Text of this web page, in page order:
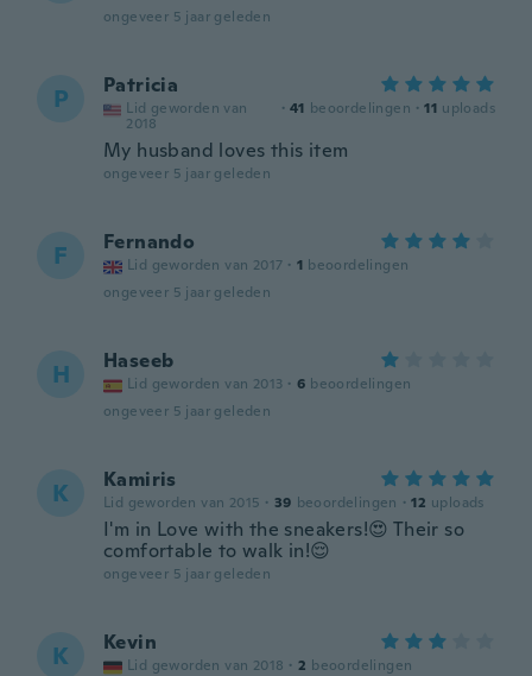
ongeveer 5 jaar geleden
P Patricia
Lid geworden van
2018
· 41 beoordelingen · 11 uploads
My husband loves this item
ongeveer 5 jaar geleden
F Fernando
Lid geworden van 2017 · 1 beoordelingen
ongeveer 5 jaar geleden
H Haseeb
Lid geworden van 2013 · 6 beoordelingen
ongeveer 5 jaar geleden
K Kamiris
Lid geworden van 2015 · 39 beoordelingen · 12 uploads
I'm in Love with the sneakers!😍 Their so
comfortable to walk in!😌
ongeveer 5 jaar geleden
K Kevin
Lid geworden van 2018 · 2 beoordelingen